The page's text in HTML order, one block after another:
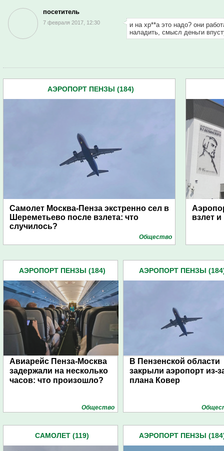
посетитель
7 февраля 2017, 12:30
и на хр**а это надо? они
наладить, смысл деньги
АЭРОПОРТ ПЕНЗЫ (184)
Самолет Москва-Пенза экстренно сел в
Шереметьево после взлета: что
случилось?
Общество
взлет
АЭРОПОРТ ПЕНЗЫ (184)
Авиарейс Пенза-Москва
задержали на несколько
часов: что произошло?
Общество
АЭРОПОРТ ПЕНЗЫ
В Пензенской области
закрыли аэропорт из-
плана Ковер
САМОЛЕТ (119) АЭРОПОРТ ПЕНЗЫ